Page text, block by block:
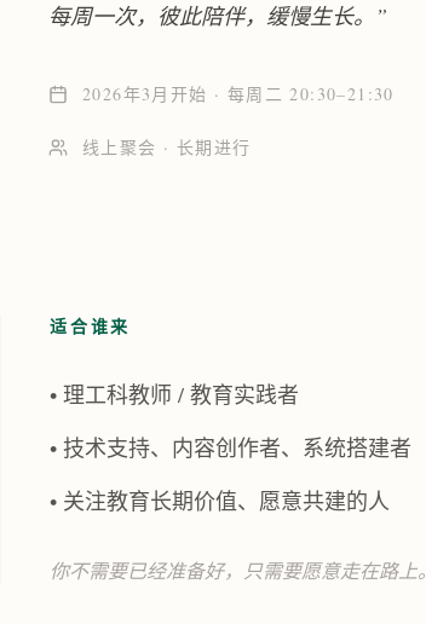
每周一次，彼此陪伴，缓慢生长。”
2026年3月开始 · 每周二 20:30–21:30
线上聚会 · 长期进行
适合谁来
• 理工科教师 / 教育实践者
• 技术支持、内容创作者、系统搭建者
• 关注教育长期价值、愿意共建的人
你不需要已经准备好，只需要愿意走在路上。